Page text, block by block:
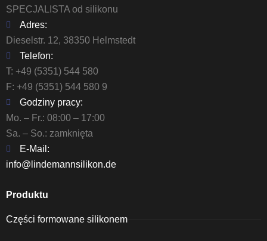
SPECJALISTA od silikonu
Adres:
Dieselstr. 12, 38350 Helmstedt
Telefon:
T: +49 (5351) 544 580
F: +49 (5351) 544 580 9
Godziny pracy:
Mo. – Fr.: 08:00 – 17:00
Sa. – So.: zamknięta
E-Mail:
info@lindemannsilikon.de
Produktu
Części formowane silikonem